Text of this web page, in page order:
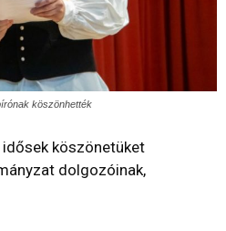
köszönhették
köszönetüket
dolgozóinak,